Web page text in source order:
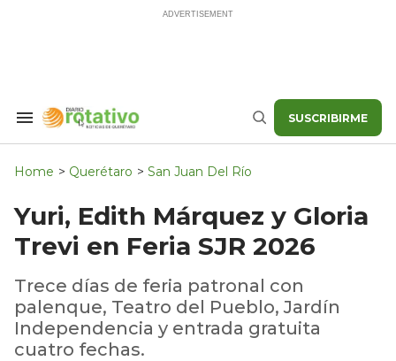
Search
Navigation
Buscar SUSCRIBIRME
Home > Querétaro > San Juan Del Río
Yuri, Edith Márquez y Gloria
Trevi en Feria SJR 2026
Trece días de feria patronal con
palenque, Teatro del Pueblo, Jardín
Independencia y entrada gratuita
cuatro fechas.